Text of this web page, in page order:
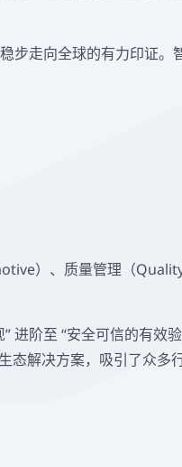
步走向全球的有力印证。
）、质量管理（
进阶至 “安全可信的有效
态解决方案，吸引了众多